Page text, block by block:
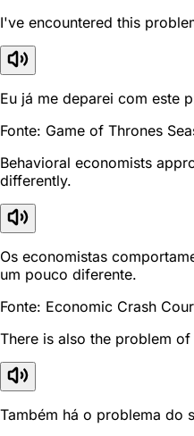
I've encountered this
Eu já me deparei com este
Fonte: Game of Thrones
Behavioral economists
differently.
Os economistas
um pouco diferente.
Fonte: Economic Crash
There is also the problem of
Também há o problema do